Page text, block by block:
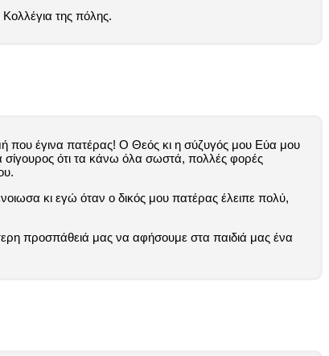
Κολλέγια της πόλης.
που έγινα πατέρας! Ο Θεός κι η σύζυγός μου Εύα μου
ότι τα κάνω όλα σωστά, πολλές φορές
κι εγώ όταν ο δικός μου πατέρας έλειπε πολύ,
προσπάθειά μας να αφήσουμε στα παιδιά μας ένα